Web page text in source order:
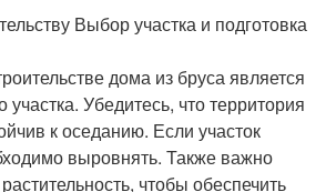
Выбор участка и подготовка
дома из бруса является
Убедитесь, что территория
к оседанию. Если участок
выровнять. Также важно
чтобы обеспечить